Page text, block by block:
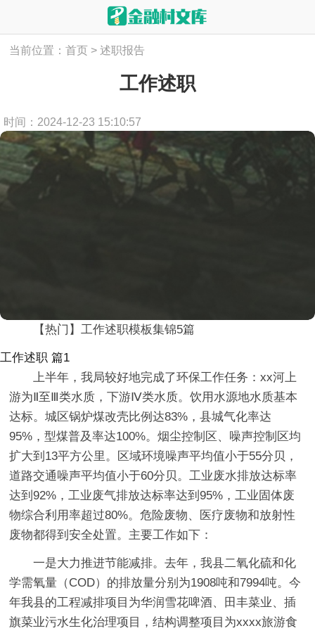
当前位置：首页 > 述职报告
工作述职
时间：2024-12-23 15:10:57
【热门】工作述职模板集锦5篇
工作述职 篇1
上半年，我局较好地完成了环保工作任务：xx河上
游为Ⅱ至Ⅲ类水质，下游Ⅳ类水质。饮用水源地水质基本
达标。城区锅炉煤改壳比例达83%，县城气化率达
95%，型煤普及率达100%。烟尘控制区、噪声控制区均
扩大到13平方公里。区域环境噪声平均值小于55分贝，
道路交通噪声平均值小于60分贝。工业废水排放达标率
达到92%，工业废气排放达标率达到95%，工业固体废
物综合利用率超过80%。危险废物、医疗废物和放射性
废物都得到安全处置。主要工作如下：
一是大力推进节能减排。去年，我县二氧化硫和化
学需氧量（COD）的排放量分别为1908吨和7994吨。今
年我县的工程减排项目为华润雪花啤酒、田丰菜业、插
旗菜业污水生化治理项目，结构调整项目为xxxx旅游食